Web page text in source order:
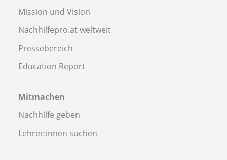
Mission und Vision
Nachhilfepro.at weltweit
Pressebereich
Education Report
Mitmachen
Nachhilfe geben
Lehrer:innen suchen